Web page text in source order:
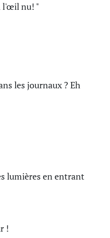
l'œil nu! "
les journaux ? Eh
lumières en entrant
!